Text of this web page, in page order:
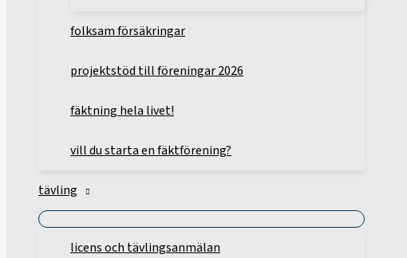
folksam försäkringar
projektstöd till föreningar 2026
fäktning hela livet!
vill du starta en fäktförening?
tävling
licens och tävlingsanmälan